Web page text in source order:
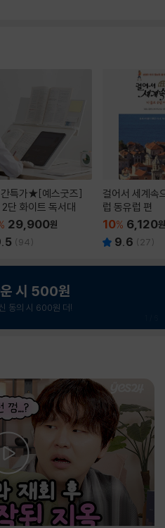
특가★[예스굿즈]
단 화이트 독서대
29,900원
(94)
걸어서 세계속
럽 동유럽 편
10% 6,120원
9.6 ( 27)
시 500원
동의 시 600원 더!